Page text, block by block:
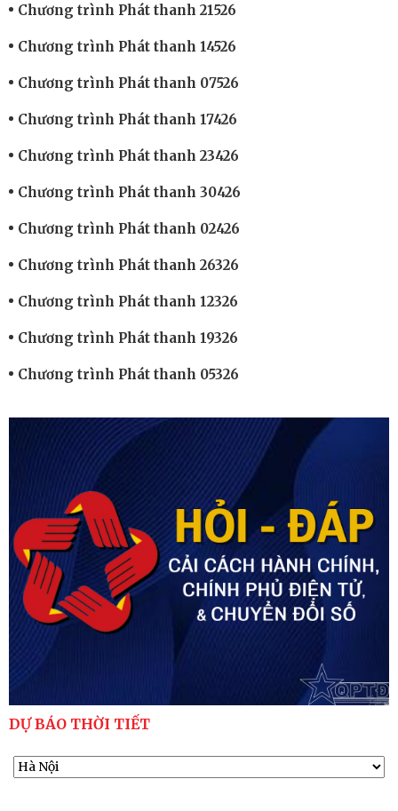
Chương trình Phát thanh 21526
Chương trình Phát thanh 14526
Chương trình Phát thanh 07526
Chương trình Phát thanh 17426
Chương trình Phát thanh 23426
Chương trình Phát thanh 30426
Chương trình Phát thanh 02426
Chương trình Phát thanh 26326
Chương trình Phát thanh 12326
Chương trình Phát thanh 19326
Chương trình Phát thanh 05326
DỰ BÁO THỜI TIẾT